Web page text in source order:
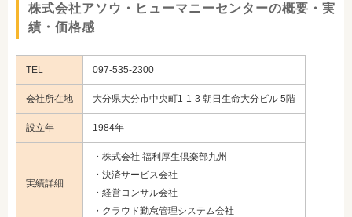
株式会社アソウ・ヒューマニーセンターの概要・実
績・価格感
TEL 097-535-2300
会社所在地 大分県大分市中央町1-1-3 朝日生命大分ビル 5階
設立年 1984年
実績詳細
・株式会社 福利厚生倶楽部九州
・決済サービス会社
・経営コンサル会社
・クラウド勤怠管理システム会社